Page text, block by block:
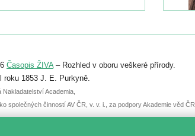
se můžete do 6. září.
přihlášené přednášky nebo
je už 30. června.
Časopis ŽIVA– Rozhled v oboru veškeré přírody.
roku 1853 J. E. Purkyně.
Nakladatelství Academia,
společných činností AV ČR, v. v. i., za podpory Akademie věd ČR.